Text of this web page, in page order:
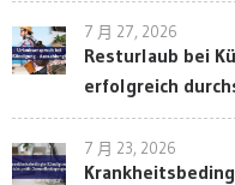
7 月 27, 2026
Resturlaub bei
erfolgreich
7 月 23, 2026